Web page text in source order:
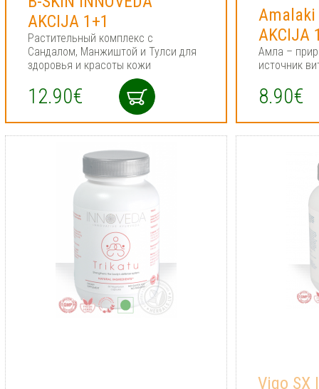
AKCIJA 1+1
Растительный комплекс c
Сандалом, Манжиштой и Тулси для
здоровья и красоты кожи
12.90€
Amalaki
AKCIJA
Амла –
источник
8.90€
Vigo SX